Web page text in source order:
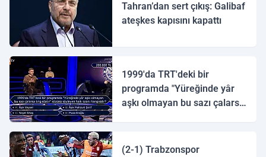
Tahran’dan sert çıkış: Galibaf
ateşkes kapısını kapattı
1999'da TRT'deki bir
programda "Yüreğinde yâr
aşkı olmayan bu sazı çalarsa
(2-1) Trabzonspor